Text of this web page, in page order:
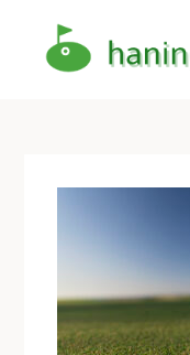
content